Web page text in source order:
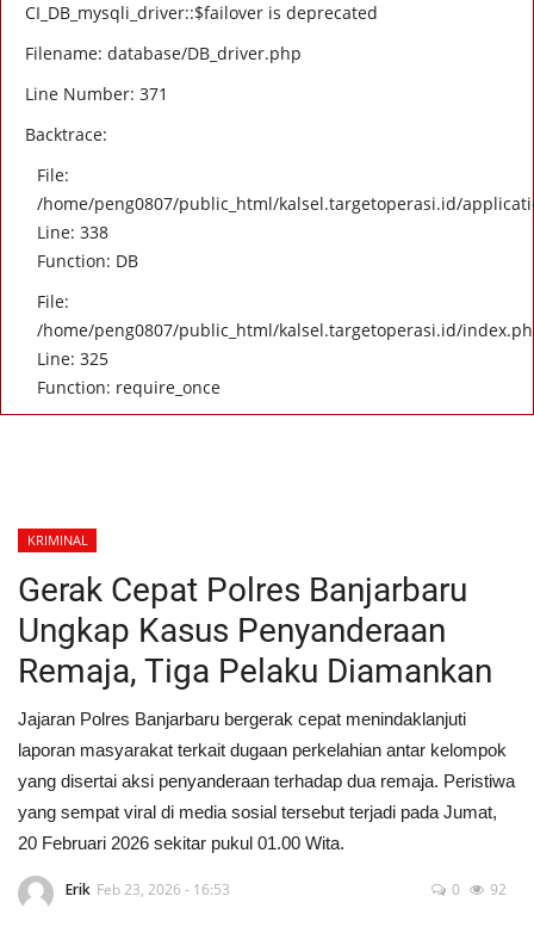
CI_DB_mysqli_driver::$failover is deprecated
Filename: database/DB_driver.php
Line Number: 371
Backtrace:
File:
/home/peng0807/public_html/kalsel.targetoperasi.id/
Line: 338
Function: DB
File:
/home/peng0807/public_html/kalsel.targetoperasi.id/
Line: 325
Function: require_once
KRIMINAL
Gerak Cepat Polres Banjarbaru
Ungkap Kasus Penyanderaan
Remaja, Tiga Pelaku Diamankan
Jajaran Polres Banjarbaru bergerak cepat menindaklanjuti
laporan masyarakat terkait dugaan perkelahian antar kelompok
yang disertai aksi penyanderaan terhadap dua remaja. Peristiwa
yang sempat viral di media sosial tersebut terjadi pada Jumat,
20 Februari 2026 sekitar pukul 01.00 Wita.
Erik Feb 23, 2026 - 16:53 0 92